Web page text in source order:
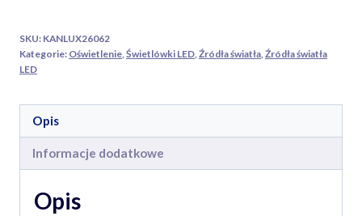
SKU: KANLUX26062
Kategorie: Oświetlenie Świetlówki LED Źródła światła Źródła światła
LED
Opis
Informacje dodatkowe
Opis